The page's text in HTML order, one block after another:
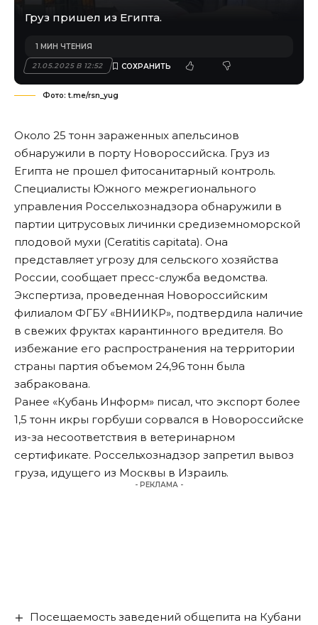
Груз пришел из Египта.
21.05.2025 В 12:52
1 МИН ЧТЕНИЯ
Фото: t.me/rsn_yug
Около 25 тонн зараженных апельсинов
обнаружили в порту Новороссийска. Груз из
Египта не прошел фитосанитарный контроль.
Специалисты Южного межрегионального
управления Россельхознадзора обнаружили в
партии цитрусовых личинки средиземноморской
плодовой мухи (Ceratitis capitata). Она
представляет угрозу для сельского хозяйства
России, сообщает пресс-служба ведомства.
Экспертиза, проведенная Новороссийским
филиалом ФГБУ «ВНИИКР», подтвердила наличие
в свежих фруктах карантинного вредителя. Во
избежание его распространения на территории
страны партия объемом 24,96 тонн была
забракована.
Ранее «Кубань Информ» писал, что экспорт более
1,5 тонн икры горбуши сорвался в Новороссийске
из-за несоответствия в ветеринарном
сертификате. Россельхознадзор запретил вывоз
груза, идущего из Москвы в Израиль.
- РЕКЛАМА -
Посещаемость заведений общепита на Кубани